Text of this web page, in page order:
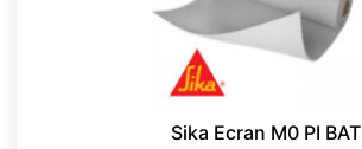
Sika Ecran M0 PI BAT